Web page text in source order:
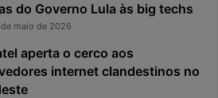
do Governo Lula às big techs
maio de 2026
aperta o cerco aos
internet clandestinos no